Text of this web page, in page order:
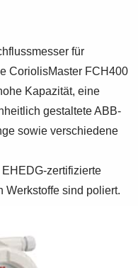
für
CoriolisMaster FCH400
Kapazität, eine
gestaltete ABB-
sowie verschiedene
zertifizierte
Werkstoffe sind poliert.